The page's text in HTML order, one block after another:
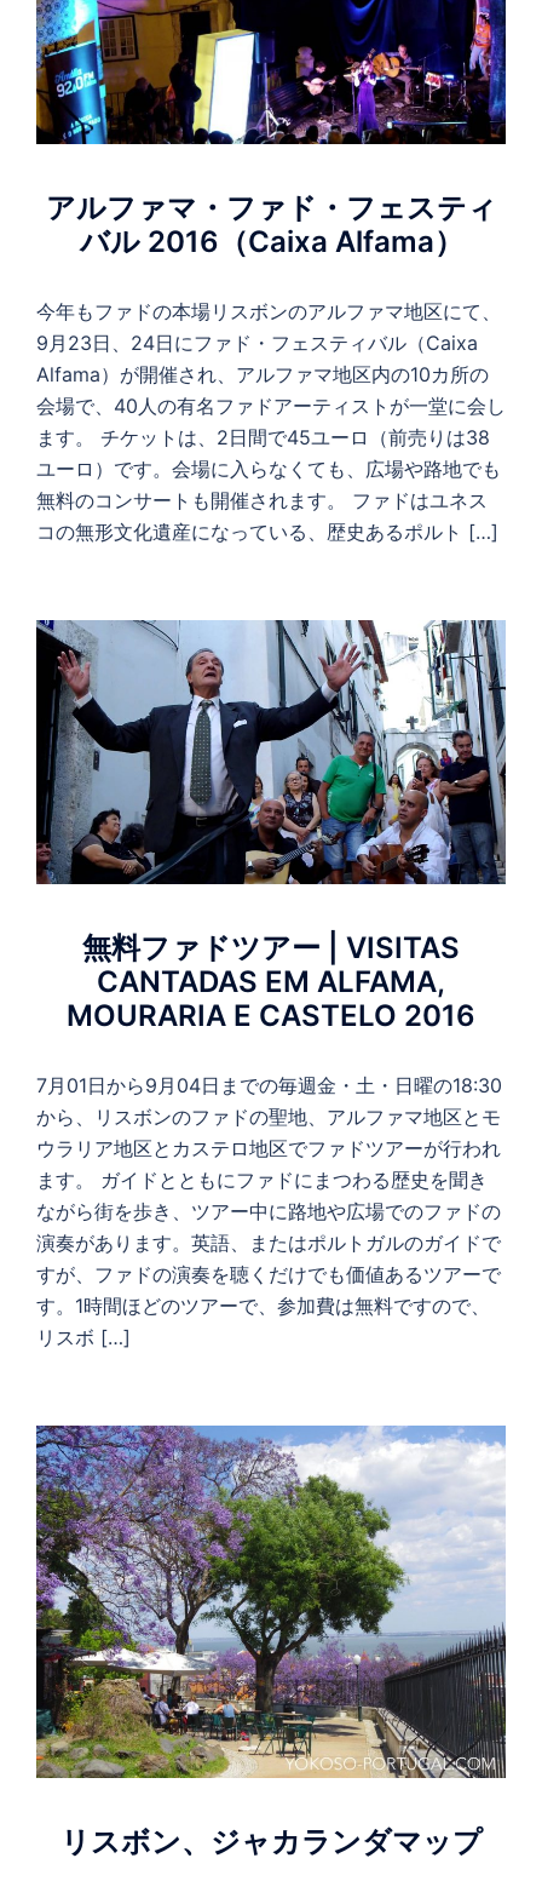
アルファマ・ファド・フェスティ
バル 2016（Caixa Alfama）
今年もファドの本場リスボンのアルファマ地区にて、
9月23日、24日にファド・フェスティバル（Caixa
Alfama）が開催され、アルファマ地区内の10カ所の
会場で、40人の有名ファドアーティストが一堂に会し
ます。 チケットは、2日間で45ユーロ（前売りは38
ユーロ）です。会場に入らなくても、広場や路地でも
無料のコンサートも開催されます。 ファドはユネス
コの無形文化遺産になっている、歴史あるポルト […]
無料ファドツアー | VISITAS
CANTADAS EM ALFAMA,
MOURARIA E CASTELO 2016
7月01日から9月04日までの毎週金・土・日曜の18:30
から、リスボンのファドの聖地、アルファマ地区とモ
ウラリア地区とカステロ地区でファドツアーが行われ
ます。 ガイドとともにファドにまつわる歴史を聞き
ながら街を歩き、ツアー中に路地や広場でのファドの
演奏があります。英語、またはポルトガルのガイドで
すが、ファドの演奏を聴くだけでも価値あるツアーで
す。1時間ほどのツアーで、参加費は無料ですので、
リスボ […]
リスボン、ジャカランダマップ